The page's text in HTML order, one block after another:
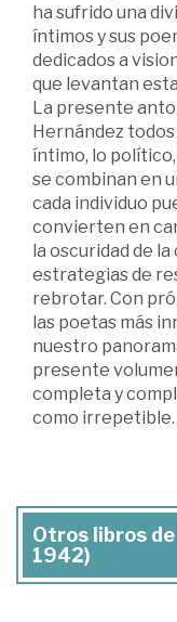
ha sufrido una
íntimos y sus
dedicados a
que levantan
La presente
Hernández todos
íntimo, lo
se combinan en
cada individuo
convierten en
la oscuridad de
estrategias de
rebrotar. Con
las poetas más
nuestro
presente
completa y
como irrepetible.
Otros libros
1942)